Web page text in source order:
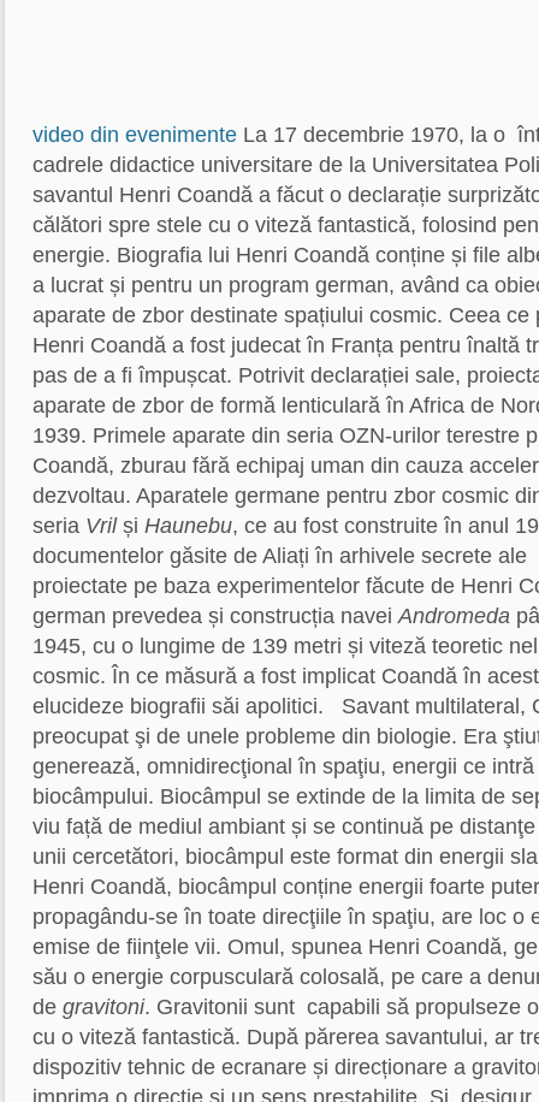
video din evenimente La 17 decembrie 1970, la o
cadrele didactice universitare de la Universitatea
savantul Henri Coandă a făcut o declarație
călători spre stele cu o viteză fantastică, folosind
energie. Biografia lui Henri Coandă conține și file
a lucrat și pentru un program german, având ca
aparate de zbor destinate spațiului cosmic. Ceea ce
Henri Coandă a fost judecat în Franța pentru înaltă
pas de a fi împușcat. Potrivit declarației sale,
aparate de zbor de formă lenticulară în Africa de
1939. Primele aparate din seria OZN-urilor terestre
Coandă, zburau fără echipaj uman din cauza
dezvoltau. Aparatele germane pentru zbor cosmic
seria Vrilși Haunebu, ce au fost construite în anul
documentelor găsite de Aliați în arhivele secrete
proiectate pe baza experimentelor făcute de Henri
german prevedea și construcția naveiAndromeda
1945, cu o lungime de 139 metri și viteză teoretic
cosmic. În ce măsură a fost implicat Coandă în
elucideze biografii săi apolitici.
Savant multilateral,
preocupat şi de unele probleme din biologie. Era
generează, omnidirecţional în spaţiu, energii ce
biocâmpului. Biocâmpul se extinde de la limita de
viu față de mediul ambiant și se continuă pe
unii cercetători, biocâmpul este format din energii
Henri Coandă, biocâmpul conține energii foarte
propagându-se în toate direcţiile în spaţiu, are loc o
emise de fiinţele vii. Omul, spunea Henri Coandă,
său o energie corpusculară colosală, pe care a
de gravitoni. Gravitonii sunt capabili să propulseze
cu o viteză fantastică. După părerea savantului, ar
dispozitiv tehnic de ecranare și direcționare a
imprima o direcţie şi un sens prestabilite. Şi,